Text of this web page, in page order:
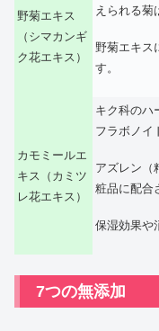
野菊エキス
（シマカンギ
ク花エキス）
えられる菊
野菊エキス
す。
カモミールエ
キス（カミツ
レ花エキス）
キク科のハ
フラボノイ
アズレン（
粧品に配合
保湿効果や
7つの無添加